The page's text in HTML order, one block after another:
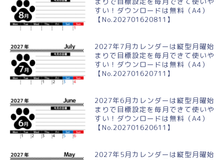
すい！ダウンロードは無料（A4）
【No.202701620811】
2027年7月カレンダーは縦型月曜始
まりで目標設定を毎月できて使いや
すい！ダウンロードは無料（A4）
【No.202701620711】
2027年6月カレンダーは縦型月曜始
まりで目標設定を毎月できて使いや
すい！ダウンロードは無料（A4）
【No.202701620611】
2027年5月カレンダーは縦型月曜始